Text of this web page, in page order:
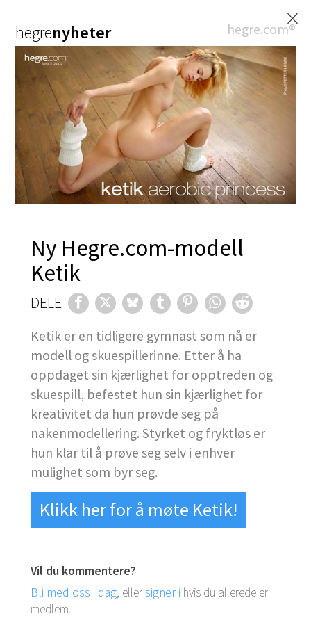
×
hegrenyheter hegre.com®
Ny Hegre.com-modell
Ketik
DELE
Ketik er en tidligere gymnast som nå er
modell og skuespillerinne. Etter å ha
oppdaget sin kjærlighet for opptreden og
skuespill, befestet hun sin kjærlighet for
kreativitet da hun prøvde seg på
nakenmodellering. Styrket og fryktløs er
hun klar til å prøve seg selv i enhver
mulighet som byr seg.
Klikk her for å møte Ketik!
Vil du kommentere?
Bli med oss i dag, ellersigner i hvis du allerede er
medlem.